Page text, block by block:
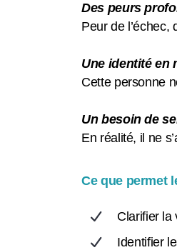
Des peurs
Peur de l’échec,
Une identité en
Cette personne
Un besoin de
En réalité, il ne
Ce que permet
Clarifier la
Identifier